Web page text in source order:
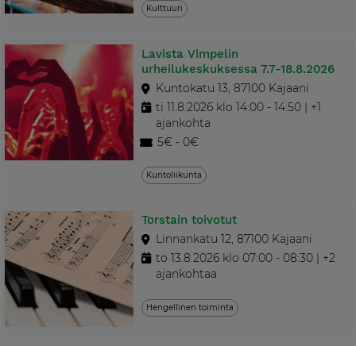
Kulttuuri
Lavista Vimpelin
urheilukeskuksessa 7.7-18.8.2026
Kuntokatu 13, 87100 Kajaani
ti 11.8.2026 klo 14:00 - 14:50 | +1
ajankohta
5€ - 0€
Kuntoliikunta
Torstain toivotut
Linnankatu 12, 87100 Kajaani
to 13.8.2026 klo 07:00 - 08:30 | +2
ajankohtaa
Hengellinen toiminta